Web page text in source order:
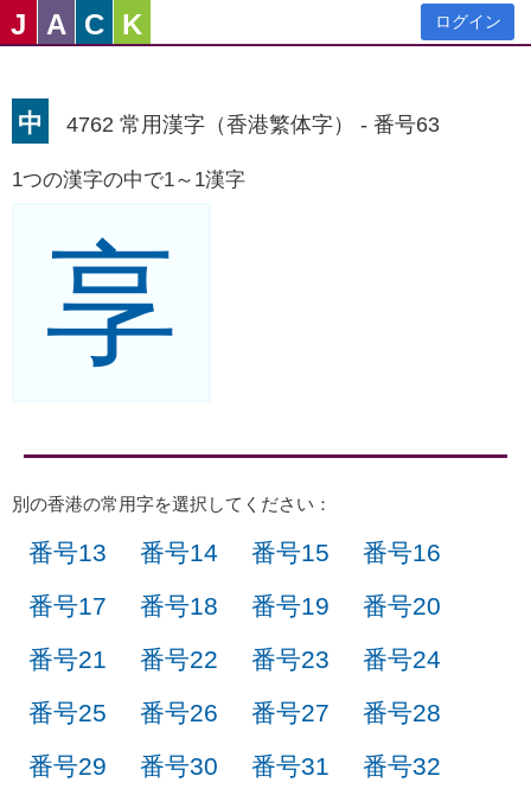
J A C K ログイン
中 4762 常用漢字（香港繁体字） - 番号63
1つの漢字の中で1～1漢字
享
別の香港の常用字を選択してください：
番号13 番号14 番号15
番号16
番号17
番号18 番号19
番号20
番号21
番号22 番号23
番号24
番号25
番号26 番号27
番号28
番号29
番号30 番号31
番号32